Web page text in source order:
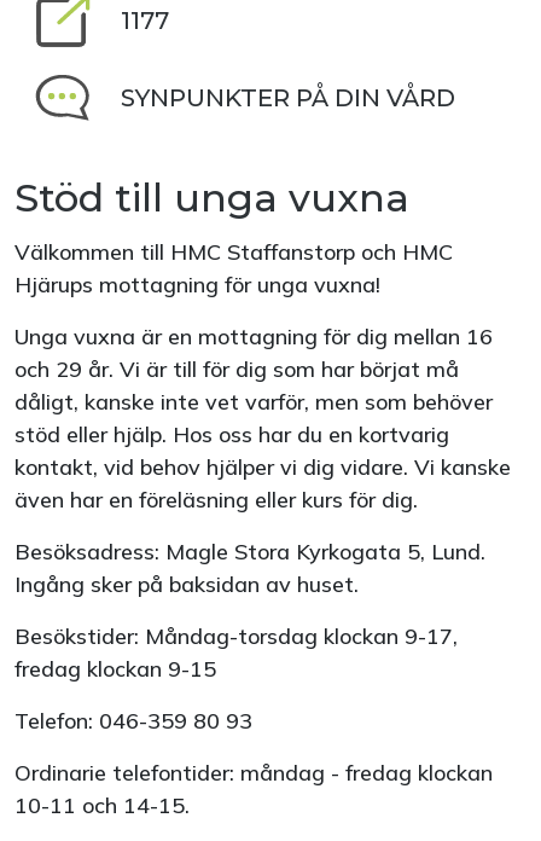
1177
SYNPUNKTER PÅ DIN VÅRD
Stöd till unga vuxna
Välkommen till HMC Staffanstorp och HMC
Hjärups mottagning för unga vuxna!
Unga vuxna är en mottagning för dig mellan 16
och 29 år. Vi är till för dig som har börjat må
dåligt, kanske inte vet varför, men som behöver
stöd eller hjälp. Hos oss har du en kortvarig
kontakt, vid behov hjälper vi dig vidare. Vi kanske
även har en föreläsning eller kurs för dig.
Besöksadress: Magle Stora Kyrkogata 5, Lund.
Ingång sker på baksidan av huset.
Besökstider: Måndag-torsdag klockan 9-17,
fredag klockan 9-15
Telefon: 046-359 80 93
Ordinarie telefontider: måndag - fredag klockan
10-11 och 14-15.